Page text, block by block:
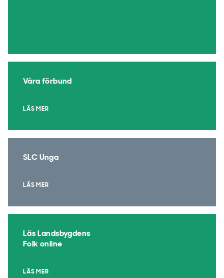
Våra förbund
LÄS MER
SLC Unga
LÄS MER
Läs Landsbygdens
Folk online
LÄS MER